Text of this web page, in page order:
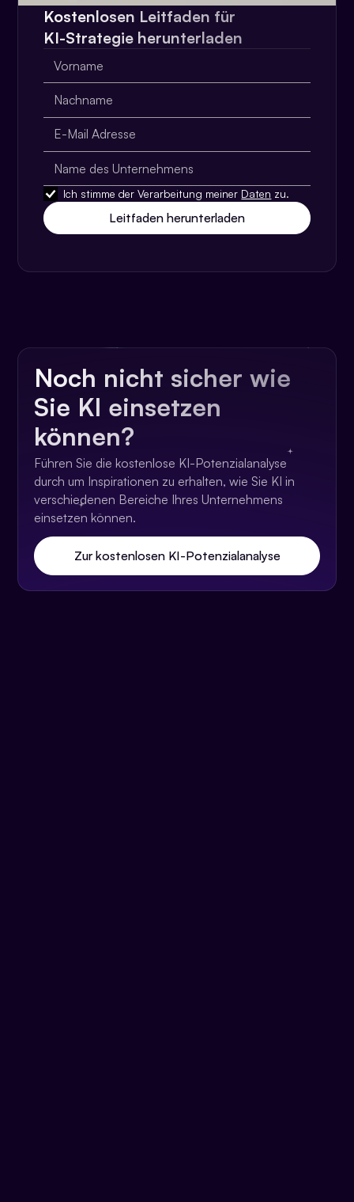
Kostenlosen Leitfaden für
KI-Strategie herunterladen
Ich stimme der Verarbeitung meiner Daten zu.
Noch nicht sicher wie
Sie KI einsetzen
können?
Führen Sie die kostenlose KI-Potenzialanalyse
durch um Inspirationen zu erhalten, wie Sie KI in
verschiedenen Bereiche Ihres Unternehmens
einsetzen können.
Zur kostenlosen KI-Potenzialanalyse